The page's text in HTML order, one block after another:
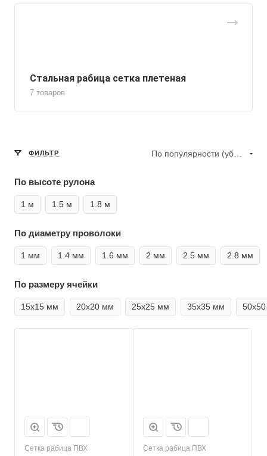
Стальная рабица сетка плетеная
7 товаров
ФИЛЬТР
По высоте рулона
1 м 1.5 м 1.8 м
По диаметру проволоки
1 мм 1.4 мм 1.6 мм 2 мм 2.5 мм 2.8 мм
По размеру ячейки
15х15 мм 20х20 мм 25х25 мм 35х35 мм
Сетка рабица ПВХ Сетка рабица ПВХ